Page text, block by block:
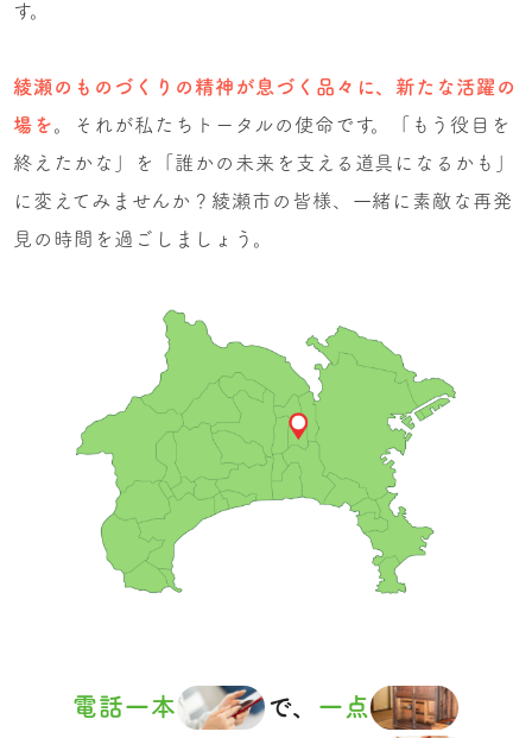
す。
綾瀬のものづくりの精神が息づく品々に、新たな活躍の
場を。それが私たちトータルの使命です。「もう役目を
終えたかな」を「誰かの未来を支える道具になるかも」
に変えてみませんか？綾瀬市の皆様、一緒に素敵な再発
見の時間を過ごしましょう。
電話一本 で、 一点